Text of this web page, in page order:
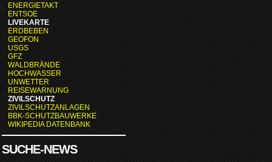
ENERGIETAKT
ENTSOE
LIVEKARTE
ERDBEBEN
GEOFON
USGS
GFZ
WALDBRÄNDE
HOCHWASSER
UNWETTER
REISEWARNUNG
ZIVILSCHUTZ
ZIVILSCHUTZANLAGEN
BBK-SCHUTZBAUWERKE
WIKIPEDIA DATENBANK
SUCHE-NEWS